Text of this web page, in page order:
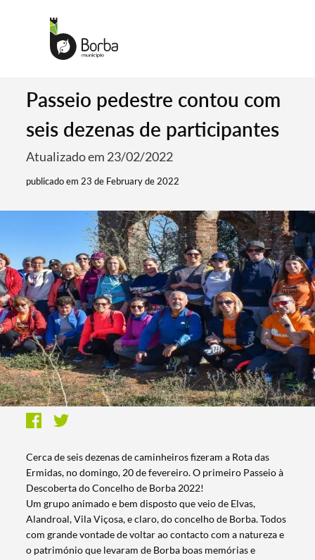
Passeio pedestre contou com
seis dezenas de participantes
Atualizado em 23/02/2022
publicado em 23 de February de 2022
Cerca de seis dezenas de caminheiros fizeram a Rota das
Ermidas, no domingo, 20 de fevereiro. O primeiro Passeio à
Descoberta do Concelho de Borba 2022!
Um grupo animado e bem disposto que veio de Elvas,
Alandroal, Vila Viçosa, e claro, do concelho de Borba. Todos
com grande vontade de voltar ao contacto com a natureza e
o património que levaram de Borba boas memórias e